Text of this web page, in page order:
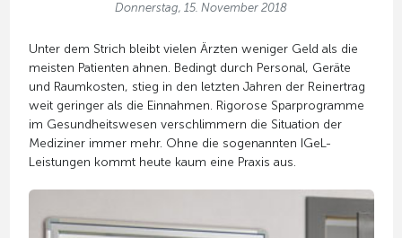
Donnerstag, 15. November 2018
Unter dem Strich bleibt vielen Ärzten weniger Geld als die
meisten Patienten ahnen. Bedingt durch Personal, Geräte
und Raumkosten, stieg in den letzten Jahren der Reinertrag
weit geringer als die Einnahmen. Rigorose Sparprogramme
im Gesundheitswesen verschlimmern die Situation der
Mediziner immer mehr. Ohne die sogenannten IGeL-
Leistungen kommt heute kaum eine Praxis aus.